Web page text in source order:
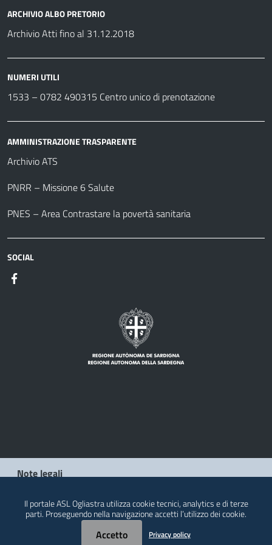
ARCHIVIO ALBO PRETORIO
Archivio Atti fino al 31.12.2018
NUMERI UTILI
1533 – 0782 490315 Centro unico di prenotazione
AMMINISTRAZIONE TRASPARENTE
Archivio ATS
PNRR – Missione 6 Salute
PNES – Area Contrastare la povertà sanitaria
SOCIAL
Note legali
Contatti
Il portale ASL Ogliastra utilizza cookie tecnici, analytics e di terze
parti. Proseguendo nella navigazione accetti l’utilizzo dei cookie.
Accetto Privacy policy